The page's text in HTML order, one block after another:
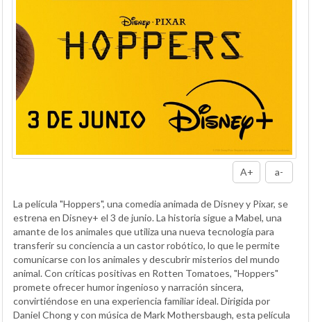
A+ a-
La película "Hoppers", una comedia animada de Disney y Pixar, se
estrena en Disney+ el 3 de junio. La historia sigue a Mabel, una
amante de los animales que utiliza una nueva tecnología para
transferir su conciencia a un castor robótico, lo que le permite
comunicarse con los animales y descubrir misterios del mundo
animal. Con críticas positivas en Rotten Tomatoes, "Hoppers"
promete ofrecer humor ingenioso y narración sincera,
convirtiéndose en una experiencia familiar ideal. Dirigida por
Daniel Chong y con música de Mark Mothersbaugh, esta película